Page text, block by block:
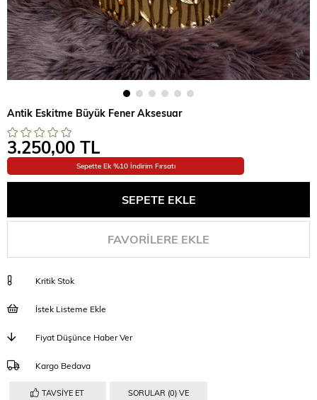
Antik Eskitme Büyük Fener Aksesuar
3.250,00 TL
Sepette Ek %10 İndirim Fırsatı
FAVORILERE EKLE
Kritik Stok
İstek Listeme Ekle
Fiyat Düşünce Haber Ver
Kargo Bedava
TAVSIYE ET SORULAR (0) VE